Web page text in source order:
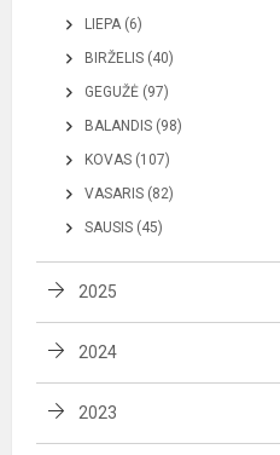
LIEPA (6)
BIRŽELIS (40)
GEGUŽĖ (97)
BALANDIS (98)
KOVAS (107)
VASARIS (82)
SAUSIS (45)
2025
2024
2023